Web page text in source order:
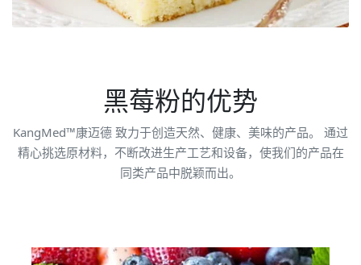
黑莓粉的优势
KangMed™康迈德 致力于创造天然、健康、美味的产品。 通过
精心挑选原材料，不断改进生产工艺和设备，使我们的产品在
同类产品中脱颖而出。